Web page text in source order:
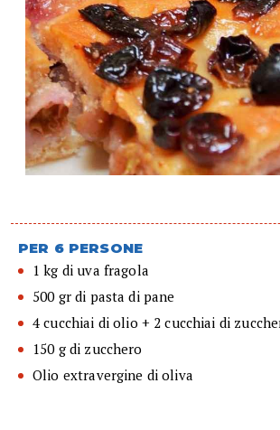
PER 6 PERSONE
1 kg di uva fragola
500 gr di pasta di pane
4 cucchiai di olio + 2 cucchiai di
150 g di zucchero
Olio extravergine di oliva